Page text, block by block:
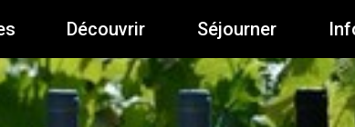
Découvrir Séjourner